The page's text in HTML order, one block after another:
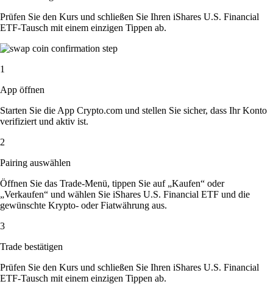
Prüfen Sie den Kurs und schließen Sie Ihren iShares U.S. Financial
ETF-Tausch mit einem einzigen Tippen ab.
1
App öffnen
Starten Sie die App Crypto.com und stellen Sie sicher, dass Ihr Konto
verifiziert und aktiv ist.
2
Pairing auswählen
Öffnen Sie das Trade-Menü, tippen Sie auf „Kaufen“ oder
„Verkaufen“ und wählen Sie iShares U.S. Financial ETF und die
gewünschte Krypto- oder Fiatwährung aus.
3
Trade bestätigen
Prüfen Sie den Kurs und schließen Sie Ihren iShares U.S. Financial
ETF-Tausch mit einem einzigen Tippen ab.